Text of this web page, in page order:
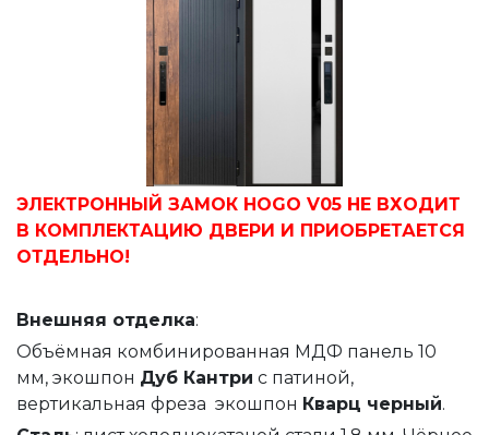
ЭЛЕКТРОННЫЙ ЗАМОК HOGO V05 НЕ ВХОДИТ
В КОМПЛЕКТАЦИЮ ДВЕРИ И ПРИОБРЕТАЕТСЯ
ОТДЕЛЬНО!
Внешняя отделка:
Объёмная комбинированная МДФ панель 10
мм, экошпон Дуб Кантри с патиной,
вертикальная фреза экошпон Кварц черный.